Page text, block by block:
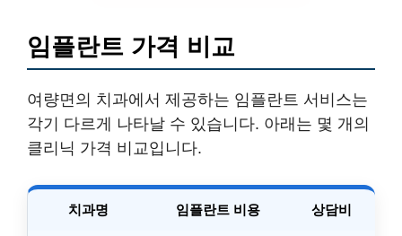
임플란트 가격 비교
여량면의 치과에서 제공하는 임플란트 서비스는
각기 다르게 나타날 수 있습니다. 아래는 몇 개의
클리닉 가격 비교입니다.
치과명 임플란트 비용 상담비